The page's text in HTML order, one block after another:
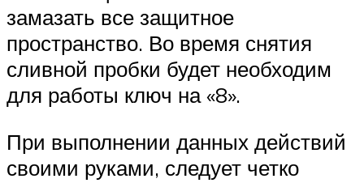
замазать все защитное
пространство. Во время снятия
сливной пробки будет необходим
для работы ключ на «8».
При выполнении данных действий
своими руками, следует четко